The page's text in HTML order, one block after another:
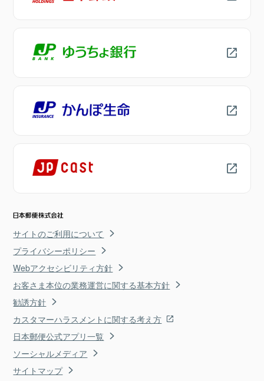
サイトのご利用について
プライバシーポリシー
Webアクセシビリティ方針
お客さま本位の業務運営に関する基本方針
勧誘方針
カスタマーハラスメントに関する考え方
日本郵便公式アプリ一覧
ソーシャルメディア
サイトマップ